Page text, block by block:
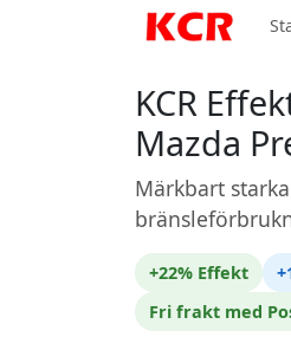
KCR
Mazda
Märkbart
+22% Effekt
Fri frakt med